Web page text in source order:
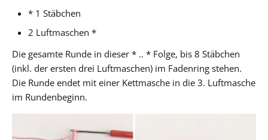
* 1 Stäbchen
2 Luftmaschen *
Die gesamte Runde in dieser * .. * Folge, bis 8 Stäbchen
(inkl. der ersten drei Luftmaschen) im Fadenring stehen.
Die Runde endet mit einer Kettmasche in die 3. Luftmasche
im Rundenbeginn.